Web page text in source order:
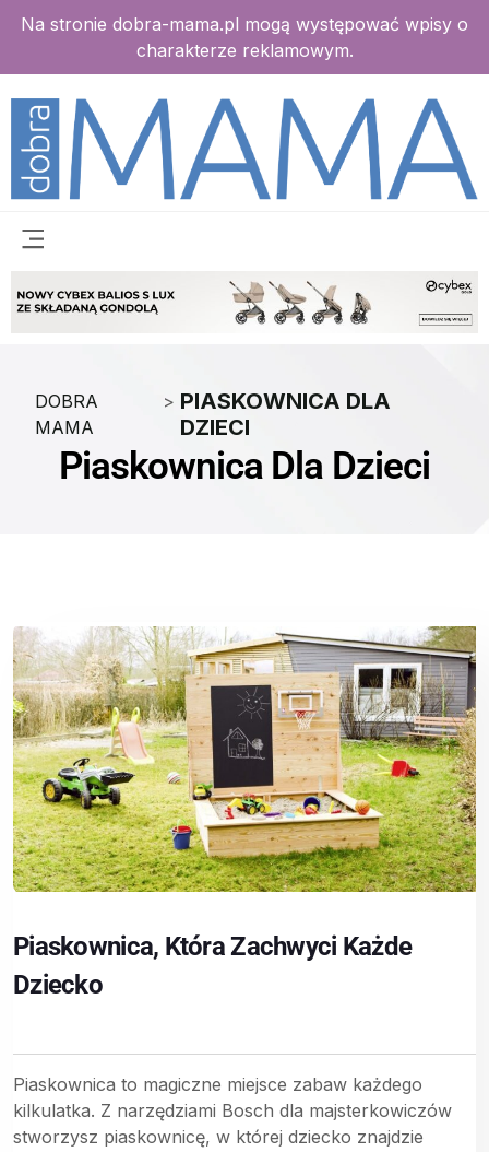
Na stronie dobra-mama.pl mogą występować wpisy o
charakterze reklamowym.
DOBRA
MAMA
> PIASKOWNICA DLA
DZIECI
Piaskownica Dla Dzieci
Piaskownica, Która Zachwyci Każde
Dziecko
Piaskownica to magiczne miejsce zabaw każdego
kilkulatka. Z narzędziami Bosch dla majsterkowiczów
stworzysz piaskownicę, w której dziecko znajdzie